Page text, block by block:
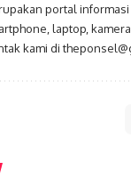
portal
laptop,
kami di